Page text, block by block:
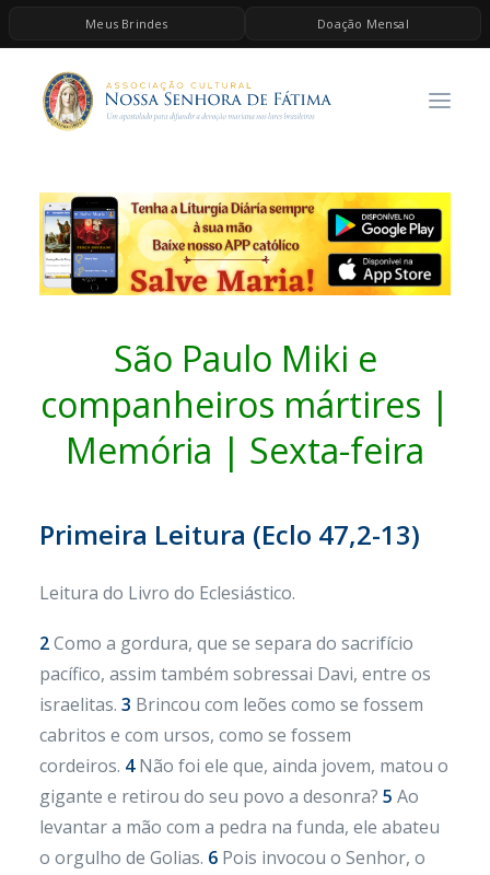
Meus Brindes Doação Mensal
HOME
A ASSOCIAÇÃO
ESPIRITUALIDADE
AS MELHORES MÚSICAS CATÓLICAS
BRINDES
São Paulo Miki e
companheiros mártires |
Memória | Sexta-feira
Primeira Leitura (Eclo 47,2-13)
Leitura do Livro do Eclesiástico.
2Como a gordura, que se separa do sacrifício
pacífico, assim também sobressai Davi, entre os
israelitas. 3 Brincou com leões como se fossem
cabritos e com ursos, como se fossem
cordeiros. 4Não foi ele que, ainda jovem, matou o
gigante e retirou do seu povo a desonra? 5 Ao
levantar a mão com a pedra na funda, ele abateu
o orgulho de Golias. 6 Pois invocou o Senhor, o